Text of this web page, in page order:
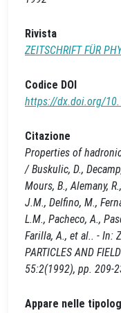
Rivista
ZEITSCHRIFT FÜR
Codice DOI
https://dx.doi.org/
Citazione
Properties of
/ Buskulic, D.,
Mours, B., Alemany,
J.M., Delfino, M.,
L.M., Pacheco, A.,
Farilla, A., et al.. - In:
PARTICLES AND
55:2(1992), pp. 209-
Appare nelle